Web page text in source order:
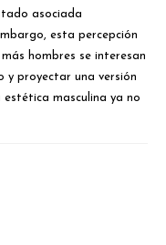
asociada
esta percepción
hombres se interesan
y proyectar una versión
masculina ya no